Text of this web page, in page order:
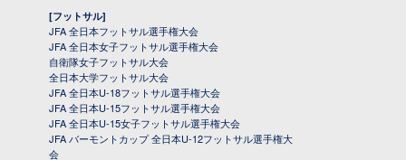
[フットサル]
JFA 全日本フットサル選手権大会
JFA 全日本女子フットサル選手権大会
自衛隊女子フットサル大会
全日本大学フットサル大会
JFA 全日本U-18フットサル選手権大会
JFA 全日本U-15フットサル選手権大会
JFA 全日本U-15女子フットサル選手権大会
JFA バーモントカップ 全日本U-12フットサル選手権大
会